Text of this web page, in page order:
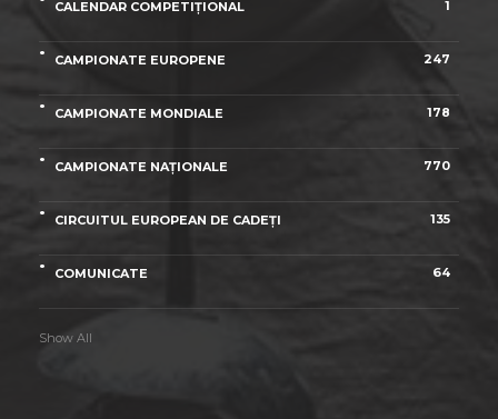
CALENDAR COMPETIȚIONAL 1
CAMPIONATE EUROPENE 247
CAMPIONATE MONDIALE 178
CAMPIONATE NAȚIONALE 770
CIRCUITUL EUROPEAN DE CADEȚI 135
COMUNICATE 64
Show All